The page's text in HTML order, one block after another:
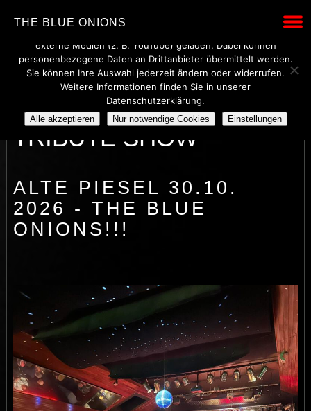
THE BLUE ONIONS
BLUES BROTHERS
TRIBUTE SHOW
ALTE PIESEL 30.10.
2026 - THE BLUE
ONIONS!!!
Wir verwenden technisch notwendige Cookies, um den Betrieb
dieser Website sicherzustellen. Mit Ihrer Einwilligung werden
externe Medien (z. B. YouTube) geladen. Dabei können
personenbezogene Daten an Drittanbieter übermittelt werden.
Sie können Ihre Auswahl jederzeit ändern oder widerrufen.
Weitere Informationen finden Sie in unserer
Datenschutzerklärung.
Alle akzeptieren Nur notwendige Cookies Einstellungen